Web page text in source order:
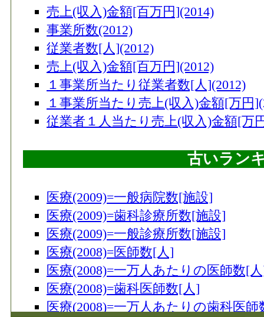
売上(収入)金額[百万円](2014)
事業所数(2012)
従業者数[人](2012)
売上(収入)金額[百万円](2012)
１事業所当たり従業者数[人](2012)
１事業所当たり売上(収入)金額[万円
従業者１人当たり売上(収入)金額[万
古いラン
医療(2009)=一般病院数[施設]
医療(2009)=歯科診療所数[施設]
医療(2009)=一般診療所数[施設]
医療(2008)=医師数[人]
医療(2008)=一万人あたりの医師数[
医療(2008)=歯科医師数[人]
医療(2008)=一万人あたりの歯科医師